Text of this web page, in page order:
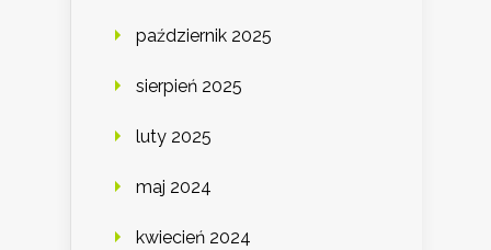
październik 2025
sierpień 2025
luty 2025
maj 2024
kwiecień 2024